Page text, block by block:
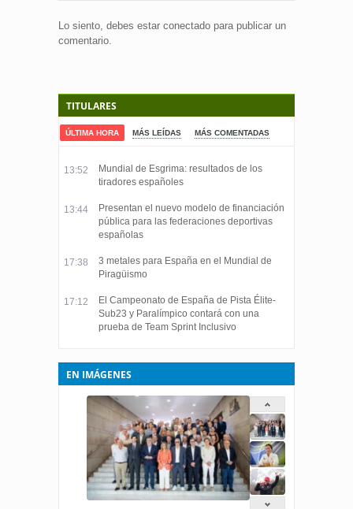
Lo siento, debes estar conectado para publicar un
comentario.
TITULARES
ÚLTIMA HORA MÁS LEÍDAS MÁS COMENTADAS
13:52
Mundial de Esgrima: resultados de los
tiradores españoles
13:44
Presentan el nuevo modelo de financiación
pública para las federaciones deportivas
españolas
17:38
3 metales para España en el Mundial de
Piragüismo
17:12
El Campeonato de España de Pista Élite-
Sub23 y Paralímpico contará con una
prueba de Team Sprint Inclusivo
EN IMÁGENES